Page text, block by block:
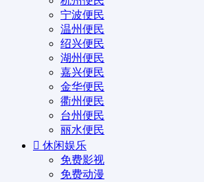
宁波便民
温州便民
绍兴便民
湖州便民
嘉兴便民
金华便民
衢州便民
台州便民
丽水便民
休闲娱乐
免费影视
免费动漫